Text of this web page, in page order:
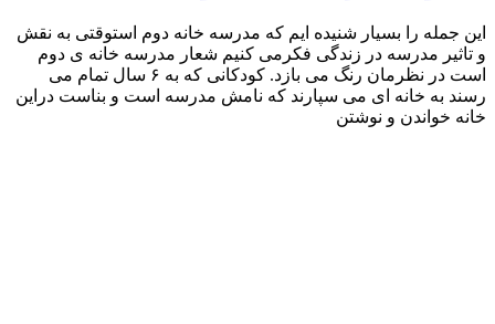
این جمله را بسیار شنیده ایم که مدرسه خانه دوم استوقتی به نقش
و تاثیر مدرسه در زندگی فکرمی کنیم شعار مدرسه خانه ی دوم
است در نظرمان رنگ می بازد. کودکانی که به ۶ سال تمام می
رسند به خانه ای می سپارند که نامش مدرسه است و بناست دراین
خانه خواندن و نوشتن